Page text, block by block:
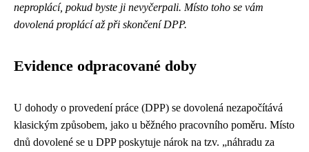
neproplácí, pokud byste ji nevyčerpali. Místo toho se vám
dovolená proplácí až při skončení DPP.
Evidence odpracované doby
U dohody o provedení práce (DPP) se dovolená nezapočítává
klasickým způsobem, jako u běžného pracovního poměru. Místo
dnů dovolené se u DPP poskytuje nárok na tzv. „náhradu za